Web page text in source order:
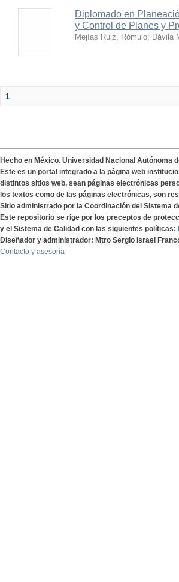
Diplomado en
y Control de Planes y
Mejías Ruiz, Rómulo; Dávila
1
Hecho en México. Universidad Nacional Autónoma
Este es un portal integrado a la página web
distintos sitios web, sean páginas electrónicas
los textos como de las páginas electrónicas, son
Sitio administrado por la Coordinación del Sistema
Este repositorio se rige por los preceptos de
y el Sistema de Calidad con las siguientes políticas:
Diseñador y administrador: Mtro Sergio Israel
Contacto y asesoría